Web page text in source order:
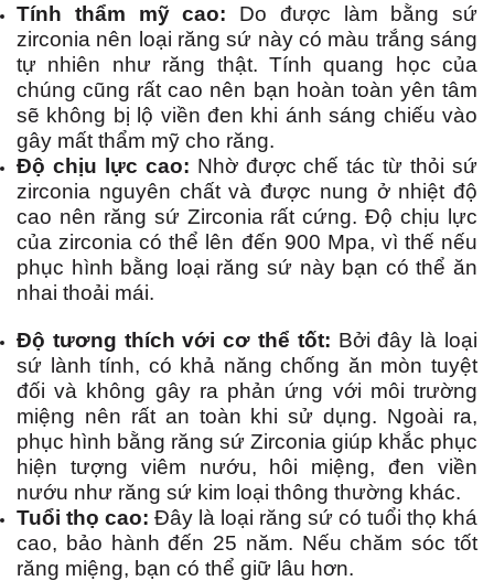
Tính thẩm mỹ cao: Do được làm bằng sứ
zirconia nên loại răng sứ này có màu trắng sáng
tự nhiên như răng thật. Tính quang học của
chúng cũng rất cao nên bạn hoàn toàn yên tâm
sẽ không bị lộ viền đen khi ánh sáng chiếu vào
gây mất thẩm mỹ cho răng.
Độ chịu lực cao: Nhờ được chế tác từ thỏi sứ
zirconia nguyên chất và được nung ở nhiệt độ
cao nên răng sứ Zirconia rất cứng. Độ chịu lực
của zirconia có thể lên đến 900 Mpa, vì thế nếu
phục hình bằng loại răng sứ này bạn có thể ăn
nhai thoải mái.
Độ tương thích với cơ thể tốt: Bởi đây là loại
sứ lành tính, có khả năng chống ăn mòn tuyệt
đối và không gây ra phản ứng với môi trường
miệng nên rất an toàn khi sử dụng. Ngoài ra,
phục hình bằng răng sứ Zirconia giúp khắc phục
hiện tượng viêm nướu, hôi miệng, đen viền
nướu như răng sứ kim loại thông thường khác.
Tuổi thọ cao: Đây là loại răng sứ có tuổi thọ khá
cao, bảo hành đến 25 năm. Nếu chăm sóc tốt
răng miệng, bạn có thể giữ lâu hơn.